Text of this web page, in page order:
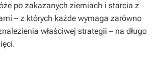
po zakazanych ziemiach i starcia z
– z których każde wymaga zarówno
właściwej strategii – na długo